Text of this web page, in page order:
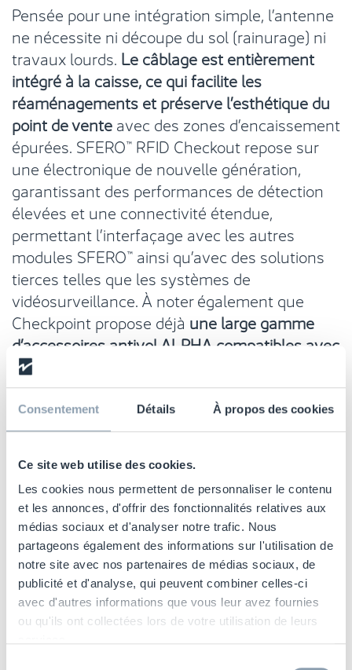
Consentement Détails À propos des cookies
Ce site web utilise des cookies.
Les cookies nous permettent de personnaliser le contenu
et les annonces, d'offrir des fonctionnalités relatives aux
médias sociaux et d'analyser notre trafic. Nous
partageons également des informations sur l'utilisation de
notre site avec nos partenaires de médias sociaux, de
publicité et d'analyse, qui peuvent combiner celles-ci
avec d'autres informations que vous leur avez fournies
ou qu'ils ont collectées lors de votre utilisation de leurs
Pensée pour une intégration simple, l’antenne
ne nécessite ni découpe du sol (rainurage) ni
travaux lourds. Le câblage est entièrement
intégré à la caisse, ce qui facilite les
réaménagements et préserve l’esthétique du
point de venteavec des zones d’encaissement
épurées. SFERO™ RFID Checkout repose sur
une électronique de nouvelle génération,
garantissant des performances de détection
élevées et une connectivité étendue,
permettant l’interfaçage avec les autres
modules SFERO™ ainsi qu’avec des solutions
tierces telles que les systèmes de
vidéosurveillance. À noter également que
Checkpoint propose déjà une large gamme
d’accessoires antivol ALPHA compatibles avec
la solution SFERO™ RFID Checkout
Au-delà de la lutte contre la démarque
inconnue, l’électronique embarquée dans
commelecteur RFID d'encaissement
enseignes bénéficient ainsi d’une solution
d’encaissement unifiée, combinant
sécurisation des articles et accélération des
transactions.La solution est d’ores et déjà en
phase de test auprès de grandes enseignes de
la distribution alimentaire.